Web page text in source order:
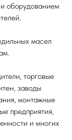
оборудованием
масел
торговые
заводы
монтажные
предприятия,
и многих